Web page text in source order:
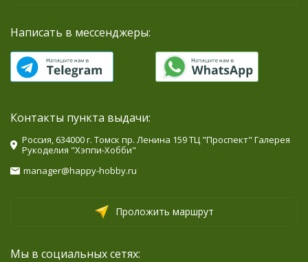
Написать в мессенджеры:
Контакты пункта выдачи:
Россия, 634000 г. Томск пр. Ленина 159 ТЦ "Проспект" Галерея
Рукоделия "Хэппи-Хобби"
manager@happy-hobby.ru
Проложить маршрут
Мы в социальных сетях: